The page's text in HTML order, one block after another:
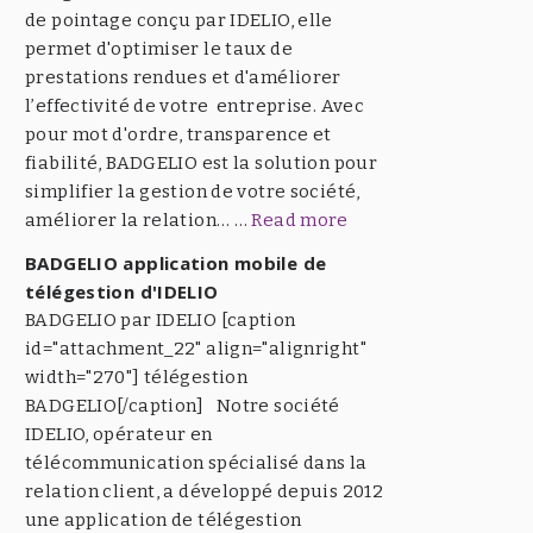
de pointage conçu par IDELIO, elle
permet d'optimiser le taux de
prestations rendues et d'améliorer
l’effectivité de votre entreprise. Avec
pour mot d'ordre, transparence et
fiabilité, BADGELIO est la solution pour
simplifier la gestion de votre société,
améliorer la relation… …Read more
BADGELIO application mobile de
télégestion d'IDELIO
BADGELIO par IDELIO [caption
id="attachment_22" align="alignright"
width="270"] télégestion
BADGELIO[/caption] Notre société
IDELIO, opérateur en
télécommunication spécialisé dans la
relation client, a développé depuis 2012
une application de télégestion